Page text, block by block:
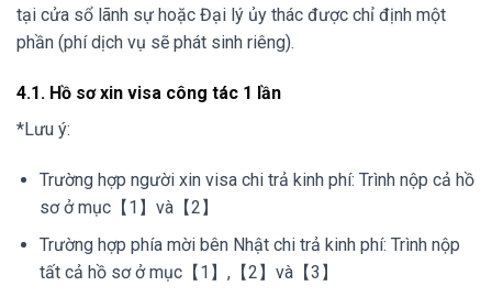
tại cửa sổ lãnh sự hoặc Đại lý ủy thác được chỉ định một
phần (phí dịch vụ sẽ phát sinh riêng).
4.1. Hồ sơ xin visa công tác 1 lần
*Lưu ý:
Trường hợp người xin visa chi trả kinh phí: Trình nộp cả hồ
sơ ở mục【1】và【2】
Trường hợp phía mời bên Nhật chi trả kinh phí: Trình nộp
tất cả hồ sơ ở mục【1】,【2】và【3】